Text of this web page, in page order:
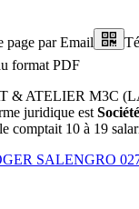
page par Email
format PDF
& ATELIER M3C
juridique est
comptait 10 à 19
SALENGRO